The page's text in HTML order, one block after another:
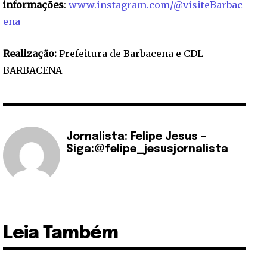
informações: www.instagram.com/@visiteBarbac
ena
Realização: Prefeitura de Barbacena e CDL –
BARBACENA
Jornalista: Felipe Jesus -
Siga:@felipe_jesusjornalista
Leia Também